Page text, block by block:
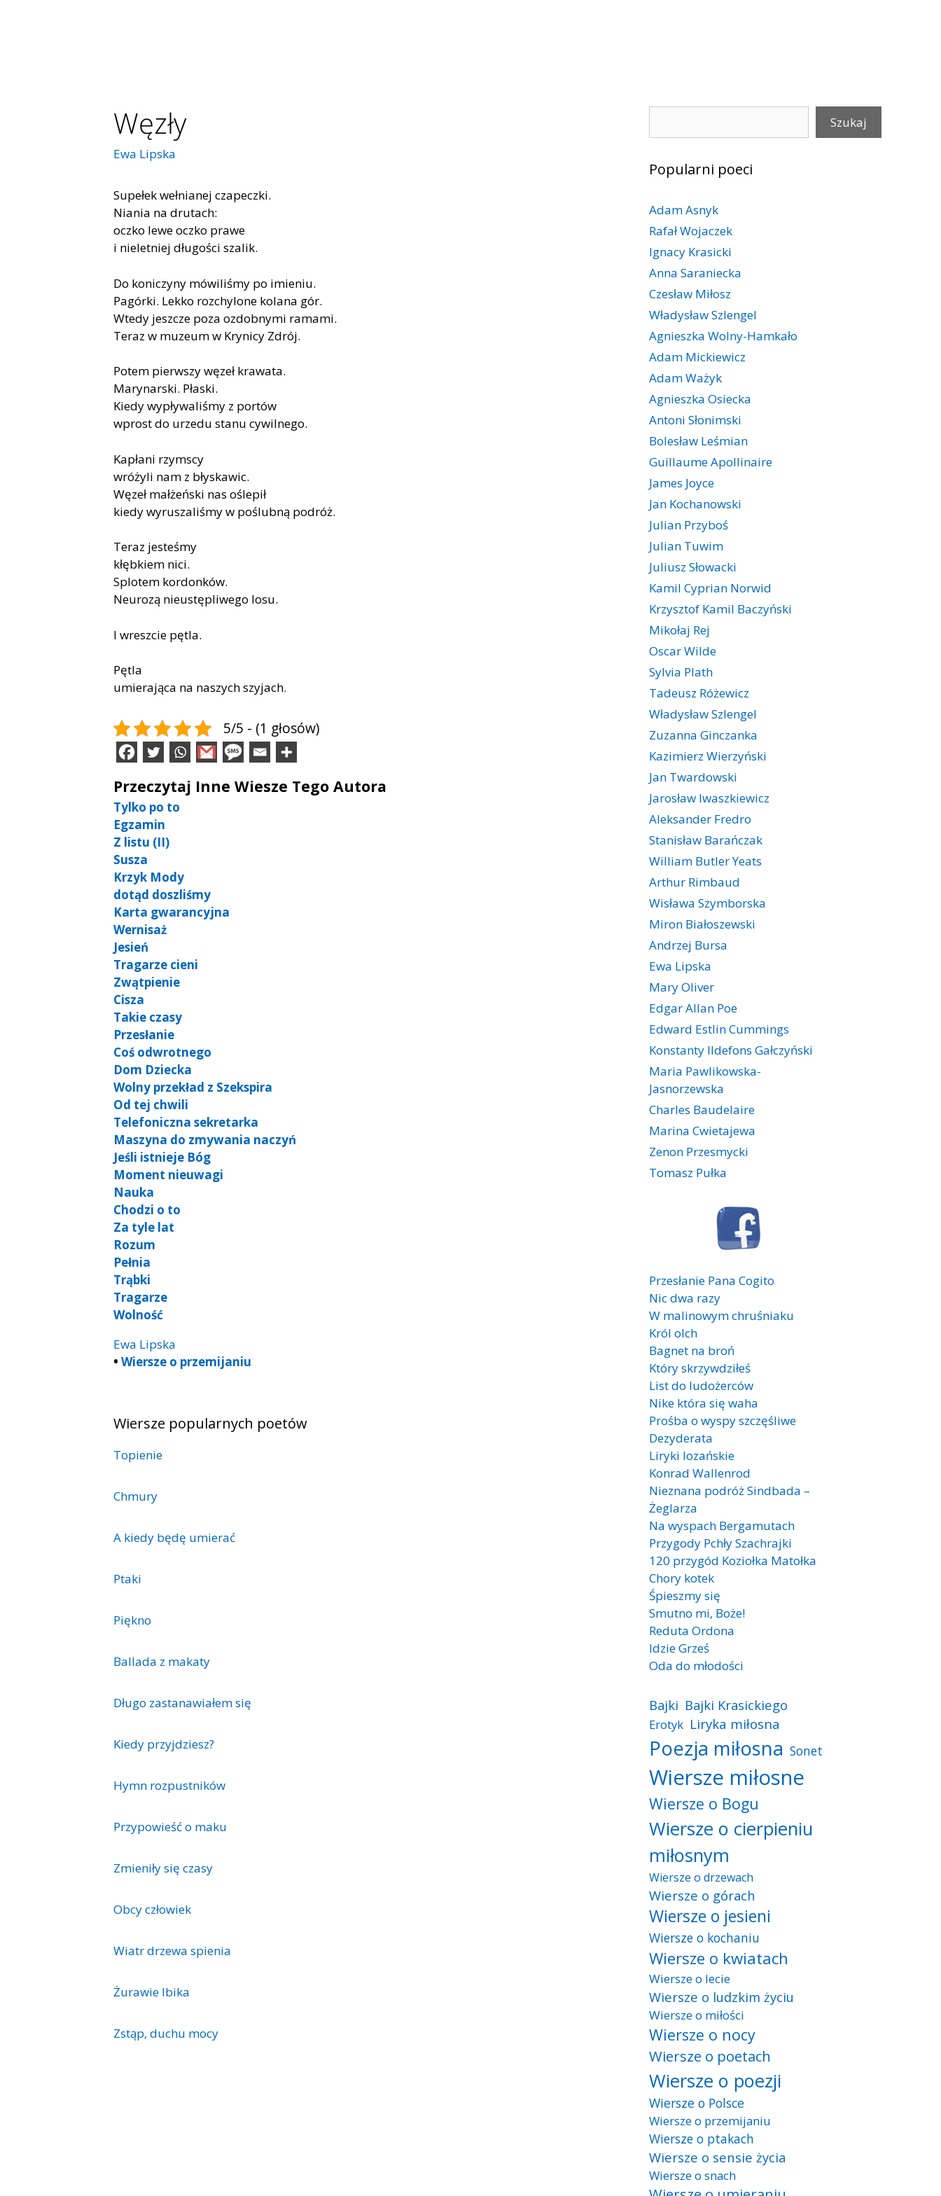
Węzły
Ewa Lipska
Supełek wełnianej czapeczki.
Niania na drutach:
oczko lewe oczko prawe
i nieletniej długości szalik.
Do koniczyny mówiliśmy po imieniu.
Pagórki. Lekko rozchylone kolana gór.
Wtedy jeszcze poza ozdobnymi ramami.
Teraz w muzeum w Krynicy Zdrój.
Potem pierwszy węzeł krawata.
Marynarski. Płaski.
Kiedy wypływaliśmy z portów
wprost do urzedu stanu cywilnego.
Kapłani rzymscy
wróżyli nam z błyskawic.
Węzeł małżeński nas oślepił
kiedy wyruszaliśmy w poślubną podróż.
Teraz jesteśmy
kłębkiem nici.
Splotem kordonków.
Neurozą nieustępliwego losu.
I wreszcie pętla.
Pętla
umierająca na naszych szyjach.
5/5 - (1 głosów)
Przeczytaj Inne Wiesze Tego Autora
Tylko po to
Egzamin
Z listu (II)
Susza
Krzyk Mody
dotąd doszliśmy
Karta gwarancyjna
Wernisaż
Jesień
Tragarze cieni
Zwątpienie
Cisza
Takie czasy
Przesłanie
Coś odwrotnego
Dom Dziecka
Wolny przekład z Szekspira
Od tej chwili
Telefoniczna sekretarka
Maszyna do zmywania naczyń
Jeśli istnieje Bóg
Moment nieuwagi
Nauka
Chodzi o to
Za tyle lat
Rozum
Pełnia
Trąbki
Tragarze
Wolność
Ewa Lipska
• Wiersze o przemijaniu
Wiersze popularnych poetów
Topienie
Chmury
A kiedy będę umierać
Ptaki
Piękno
Ballada z makaty
Długo zastanawiałem się
Kiedy przyjdziesz?
Hymn rozpustników
Przypowieść o maku
Zmieniły się czasy
Obcy człowiek
Wiatr drzewa spienia
Żurawie Ibika
Zstąp, duchu mocy
Szukaj
Popularni poeci
Adam Asnyk
Rafał Wojaczek
Ignacy Krasicki
Anna Saraniecka
Czesław Miłosz
Władysław Szlengel
Agnieszka Wolny-Hamkało
Adam Mickiewicz
Adam Ważyk
Agnieszka Osiecka
Antoni Słonimski
Bolesław Leśmian
Guillaume Apollinaire
James Joyce
Jan Kochanowski
Julian Przyboś
Julian Tuwim
Juliusz Słowacki
Kamil Cyprian Norwid
Krzysztof Kamil Baczyński
Mikołaj Rej
Oscar Wilde
Sylvia Plath
Tadeusz Różewicz
Władysław Szlengel
Zuzanna Ginczanka
Kazimierz Wierzyński
Jan Twardowski
Jarosław Iwaszkiewicz
Aleksander Fredro
Stanisław Barańczak
William Butler Yeats
Arthur Rimbaud
Wisława Szymborska
Miron Białoszewski
Andrzej Bursa
Ewa Lipska
Mary Oliver
Edgar Allan Poe
Edward Estlin Cummings
Konstanty Ildefons Gałczyński
Maria Pawlikowska-
Jasnorzewska
Charles Baudelaire
Marina Cwietajewa
Zenon Przesmycki
Tomasz Pułka
Przesłanie Pana Cogito
Nic dwa razy
W malinowym chruśniaku
Król olch
Bagnet na broń
Który skrzywdziłeś
List do ludożerców
Nike która się waha
Prośba o wyspy szczęśliwe
Dezyderata
Liryki lozańskie
Konrad Wallenrod
Nieznana podróż Sindbada –
Żeglarza
Na wyspach Bergamutach
Przygody Pchły Szachrajki
120 przygód Koziołka Matołka
Chory kotek
Śpieszmy się
Smutno mi, Boże!
Reduta Ordona
Idzie Grześ
Oda do młodości
Bajki Bajki Krasickiego
Erotyk Liryka miłosna
Poezja miłosna Sonet
Wiersze miłosne
Wiersze o Bogu
Wiersze o cierpieniu
miłosnym
Wiersze o drzewach
Wiersze o górach
Wiersze o jesieni
Wiersze o kochaniu
Wiersze o kwiatach
Wiersze o lecie
Wiersze o ludzkim życiu
Wiersze o miłości
Wiersze o nocy
Wiersze o poetach
Wiersze o poezji
Wiersze o Polsce
Wiersze o przemijaniu
Wiersze o ptakach
Wiersze o sensie życia
Wiersze o snach